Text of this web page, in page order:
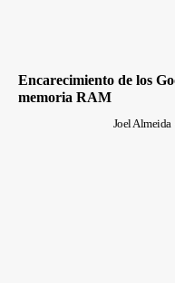
Encarecimiento de los
memoria RAM
Joel Almeida